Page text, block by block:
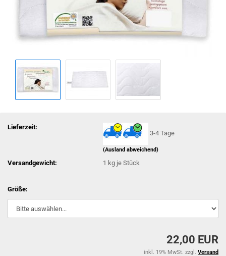
Lieferzeit:
3-4 Tage
(Ausland abweichend)
Versandgewicht: 1 kg je Stück
Größe:
22,00 EUR
inkl. 19% MwSt. zzgl. Versand